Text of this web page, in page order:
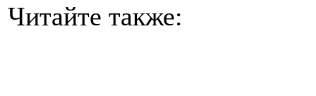
Читайте также: